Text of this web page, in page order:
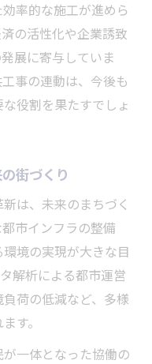
率的な施工が進めら
の活性化や企業誘致
展に寄与していま
事の連動は、今後も
役割を果たすでしょ
街づくり
は、未来のまちづく
市インフラの整備
境の実現が大きな目
解析による都市運営
荷の低減など、多様
す。
一体となった協働の